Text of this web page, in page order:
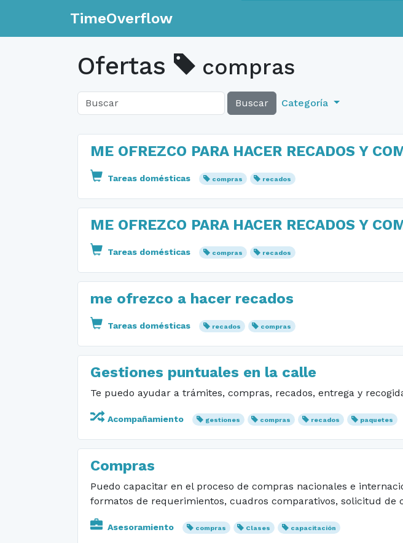
TimeOverflow
Ofertas compras
Buscar Categoría
ME OFREZCO PARA HACER RECADOS Y
Tareas domésticas compras recados
ME OFREZCO PARA HACER RECADOS Y
Tareas domésticas compras recados
me ofrezco a hacer recados
Tareas domésticas recados compras
Gestiones puntuales en la calle
Te puedo ayudar a trámites, compras, recados, entrega y
Acompañamiento gestiones compras recados paquetes
Compras
Puedo capacitar en el proceso de compras nacionales e
formatos de requerimientos, cuadros comparativos, solicitud de
Asesoramiento compras Clases capacitación